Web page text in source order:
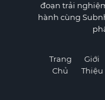
đoạn trải
hành cùng
Trang
Chủ
Giới
Thiệu